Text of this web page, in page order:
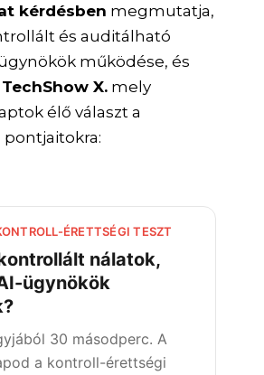
kérdésben megmutatja,
és auditálható
működése, és
TechShow X. mely
élő választ a
ÉRETTSÉGI TESZT
nálatok,
ügynökök
30 másodperc. A
a kontroll-érettségi